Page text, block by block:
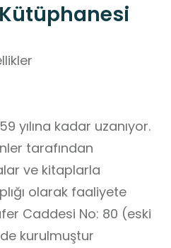
yılına kadar uzanıyor.
tarafından
ve kitaplarla
olarak faaliyete
Caddesi No: 80 (eski
kurulmuştur